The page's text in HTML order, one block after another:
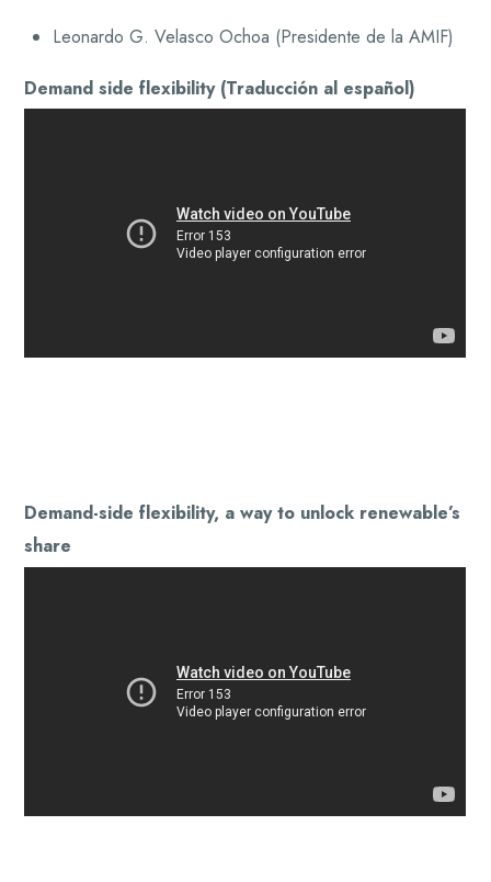
Leonardo G. Velasco Ochoa (Presidente de la AMIF)
Demand side flexibility (Traducción al español)
Demand-side flexibility, a way to unlock renewable’s
share